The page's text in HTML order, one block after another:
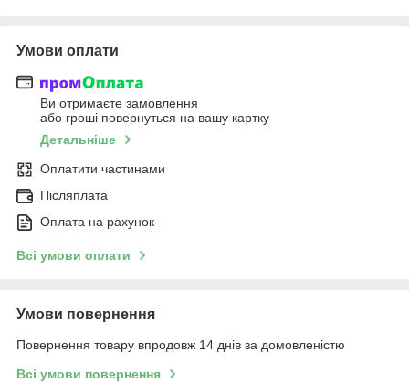
Умови оплати
Ви отримаєте замовлення
або гроші повернуться на вашу картку
Детальніше
Оплатити частинами
Післяплата
Оплата на рахунок
Всі умови оплати
Умови повернення
Повернення товару впродовж 14 днів за домовленістю
Всі умови повернення